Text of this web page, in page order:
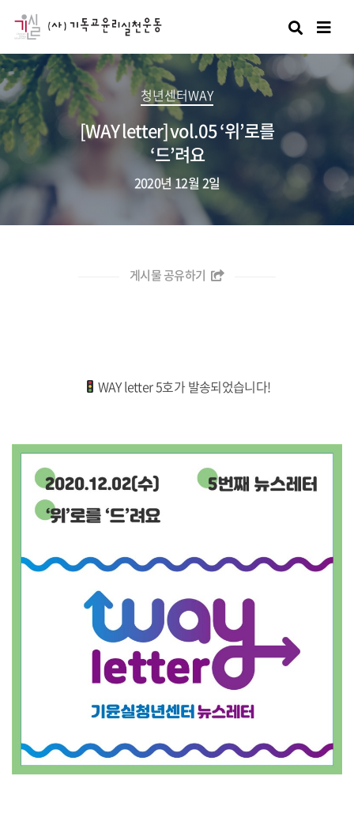
검색
청년센터WAY
[WAY letter] vol.05 ‘위’로를
‘드’려요
2020년 12월 2일
게시물 공유하기
WAY letter 5호가 발송되었습니다!